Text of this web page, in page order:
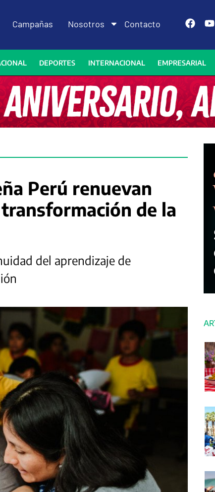
Campañas Nosotros Contacto
DEPORTES INTERNACIONAL EMPRESARIAL
Perú renuevan
de la
del aprendizaje de